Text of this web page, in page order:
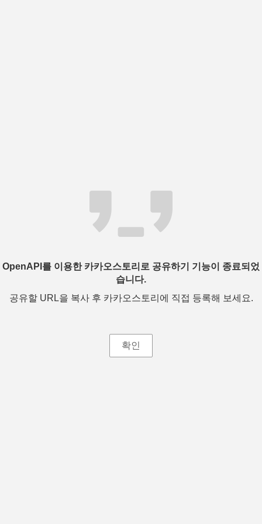
OpenAPI를 이용한 카카오스토리로 공유하기 기능이 종료되었
습니다.
공유할 URL을 복사 후 카카오스토리에 직접 등록해 보세요.
확인